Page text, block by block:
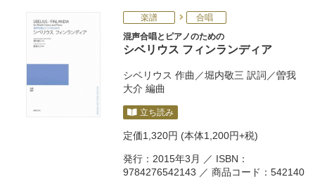
楽譜
合唱
混声合唱とピアノのための
シベリウス フィンランディア
シベリウス 作曲／堀内敬三 訳詞／曽我
大介 編曲
立ち読み
定価1,320円 (本体1,200円+税)
発行：2015年3月 ／ ISBN：
9784276542143 ／ 商品コード：542140